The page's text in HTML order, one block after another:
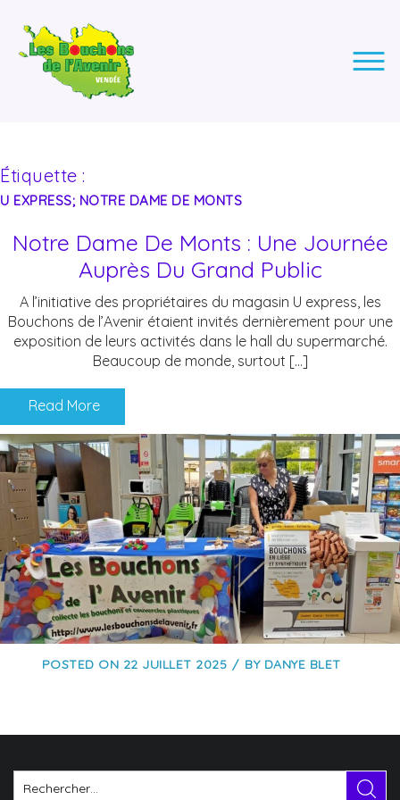
Étiquette :
U EXPRESS; NOTRE DAME DE MONTS
Notre Dame De Monts : Une Journée
Auprès Du Grand Public
A l’initiative des propriétaires du magasin U express, les
Bouchons de l’Avenir étaient invités dernièrement pour une
exposition de leurs activités dans le hall du supermarché.
Beaucoup de monde, surtout […]
Read More
POSTED ON 22 JUILLET 2025 BY DANYE BLET